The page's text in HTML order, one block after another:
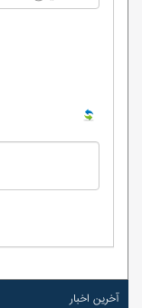
آخرین اخبار